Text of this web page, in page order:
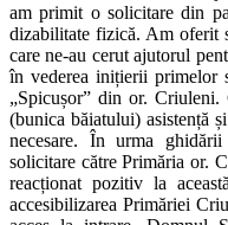
am primit o solicitare din
dizabilitate fizică. Am oferit
care ne-au cerut ajutorul
în vederea inițierii primelor
„Spicușor” din or.
(bunica băiatului) asistență
necesare. În urma
solicitare către Primăria or.
reacționat pozitiv la
accesibilizarea Primăriei